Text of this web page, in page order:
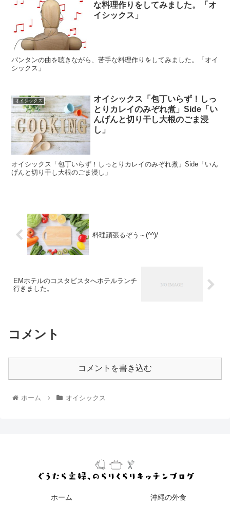
な料理作りをしてみました。「オ
イシックス」
バンタンの曲を聴きながら、苦手な料理作りをしてみました。「オイ
シックス」
オイシックス
オイシックス「包丁いらず！しっ
とりカレイのみぞれ煮」Side「い
んげんと切り干し大根のごま浸
し」
オイシックス「包丁いらず！しっとりカレイのみぞれ煮」Side「いん
げんと切り干し大根のごま浸し」
料理頑張るぞう～(^^)/
EMホテルのコスタビスタへホテルランチ
行きました。
コメント
コメントを書き込む
ホーム オイシックス
ホーム 沖縄の外食